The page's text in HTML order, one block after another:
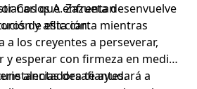
que enfrentan
y aflicción.
Carlos A. Zazueta desenvuelve
de esta carta mientras
a los creyentes a perseverar,
y esperar con firmeza en medio
desafiantes.
alentadora te ayudará a